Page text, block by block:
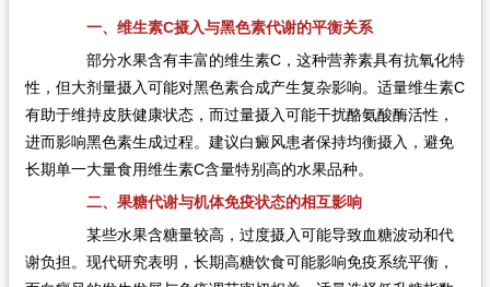
一、维生素C摄入与黑色素代谢的平衡关系
部分水果含有丰富的维生素C，这种营养素具有抗氧化特
性，但大剂量摄入可能对黑色素合成产生复杂影响。适量维生素C
有助于维持皮肤健康状态，而过量摄入可能干扰酪氨酸酶活性，
进而影响黑色素生成过程。建议白癜风患者保持均衡摄入，避免
长期单一大量食用维生素C含量特别高的水果品种。
二、果糖代谢与机体免疫状态的相互影响
某些水果含糖量较高，过度摄入可能导致血糖波动和代
谢负担。现代研究表明，长期高糖饮食可能影响免疫系统平衡，